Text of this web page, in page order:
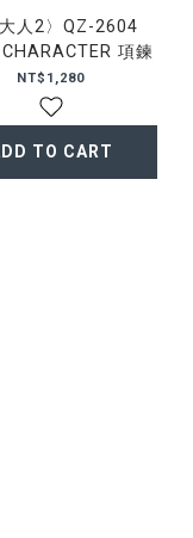
大人2〉QZ-2604
項鍊
NT$1,280
TO CART